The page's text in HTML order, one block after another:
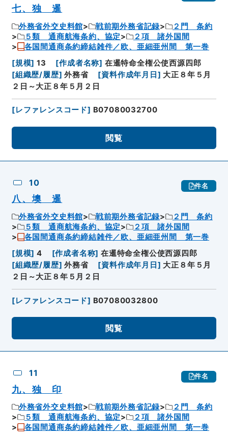
七、独 暹
外務省外交史料館 戦前期外務省記録
２門 条約
５類 通商航海条約、協定
２項 諸外国間
各国間通商条約締結雑件／欧、亜細亜州間 第一巻
[規模] 13 [作成者名称] 在暹特命全権公使西源四郎
[組織歴/履歴] 外務省 [資料作成年月日 ] 大正８年５月
２日～大正８年５月２日
[レファレンスコード] B07080032700
閲覧
10 件名
八、墺 暹
外務省外交史料館 戦前期外務省記録
２門 条約
５類 通商航海条約、協定
２項 諸外国間
各国間通商条約締結雑件／欧、亜細亜州間 第一巻
[規模] 4 [作成者名称] 在暹特命全権公使西源四郎
[組織歴/履歴] 外務省 [資料作成年月日 ] 大正８年５月
２日～大正８年５月２日
[レファレンスコード] B07080032800
閲覧
11 件名
九、独 印
外務省外交史料館 戦前期外務省記録
２門 条約
５類 通商航海条約、協定
２項 諸外国間
各国間通商条約締結雑件／欧、亜細亜州間 第一巻